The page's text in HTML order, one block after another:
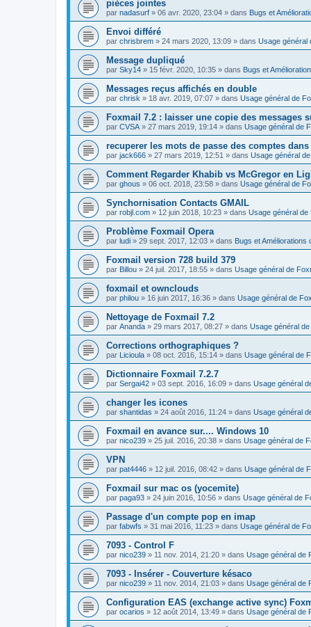
pièces jointes
par nadasurf » 06 avr. 2020, 23:04 » dans Bugs et
Envoi différé
par chrisbrem » 24 mars 2020, 13:09 » dans Usage général
Message dupliqué
par Sky14 » 15 févr. 2020, 10:35 » dans Bugs et
Messages reçus affichés en double
par chrisk » 18 avr. 2019, 07:07 » dans Usage général de
Foxmail 7.2 : laisser une copie des messages
par CVSA » 27 mars 2019, 19:14 » dans Usage général de
recuperer les mots de passe des comptes
par jack666 » 27 mars 2019, 12:51 » dans Usage général
Comment Regarder Khabib vs McGregor en
par ghous » 06 oct. 2018, 23:58 » dans Usage général de
Synchornisation Contacts GMAIL
par robjl.com » 12 juin 2018, 10:23 » dans Usage général de
Problème Foxmail Opera
par ludi » 29 sept. 2017, 12:03 » dans Bugs et Améliorations
Foxmail version 728 build 379
par Billou » 24 juil. 2017, 18:55 » dans Usage général de
foxmail et ownclouds
par philou » 16 juin 2017, 16:36 » dans Usage général de
Nettoyage de Foxmail 7.2
par Ananda » 29 mars 2017, 08:27 » dans Usage général
Corrections orthographiques ?
par Licioula » 08 oct. 2016, 15:14 » dans Usage général de
Dictionnaire Foxmail 7.2.7
par Sergai42 » 03 sept. 2016, 16:09 » dans Usage général
changer les icones
par shantidas » 24 août 2016, 11:24 » dans Usage général
Foxmail en avance sur.... Windows 10
par nico239 » 25 juil. 2016, 20:38 » dans Usage général de
VPN
par pat4446 » 12 juil. 2016, 08:42 » dans Usage général de
Foxmail sur mac os (yocemite)
par paga93 » 24 juin 2016, 10:56 » dans Usage général de
Passage d'un compte pop en imap
par fabwfs » 31 mai 2016, 11:23 » dans Usage général de
7093 - Control F
par nico239 » 11 nov. 2014, 21:20 » dans Usage général de
7093 - Insérer - Couverture késaco
par nico239 » 11 nov. 2014, 21:03 » dans Usage général de
Configuration EAS (exchange active sync)
par ocarios » 12 août 2014, 13:49 » dans Usage général de